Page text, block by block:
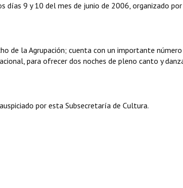
días 9 y 10 del mes de junio de 2006, organizado
de la Agrupación; cuenta con un importante número
para ofrecer dos noches de pleno canto y
por esta Subsecretaría de Cultura.